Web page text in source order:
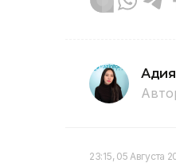
23:15, 05 Августа